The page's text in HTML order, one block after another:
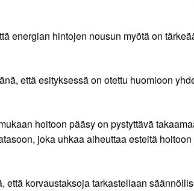
energian hintojen nousun myötä on
että esityksessä on otettu huomioon
hoitoon pääsy on pystyttävä
joka uhkaa aiheuttaa esteitä
että korvaustaksoja tarkastellaan